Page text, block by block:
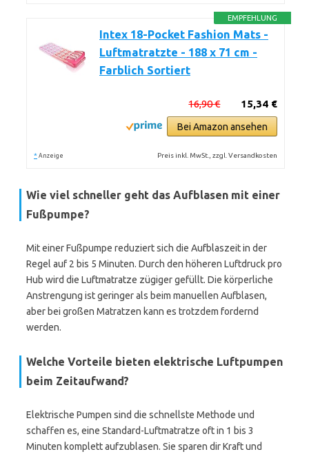
EMPFEHLUNG
Intex 18-Pocket Fashion Mats -
Luftmatratzte - 188 x 71 cm -
Farblich Sortiert
15,34 €
16,90 €
Bei Amazon ansehen
* Anzeige Preis inkl. MwSt., zzgl. Versandkosten
Wie viel schneller geht das Aufblasen mit einer
Fußpumpe?
Mit einer Fußpumpe reduziert sich die Aufblaszeit in der
Regel auf 2 bis 5 Minuten. Durch den höheren Luftdruck pro
Hub wird die Luftmatratze zügiger gefüllt. Die körperliche
Anstrengung ist geringer als beim manuellen Aufblasen,
aber bei großen Matratzen kann es trotzdem fordernd
werden.
Welche Vorteile bieten elektrische Luftpumpen
beim Zeitaufwand?
Elektrische Pumpen sind die schnellste Methode und
schaffen es, eine Standard-Luftmatratze oft in 1 bis 3
Minuten komplett aufzublasen. Sie sparen dir Kraft und